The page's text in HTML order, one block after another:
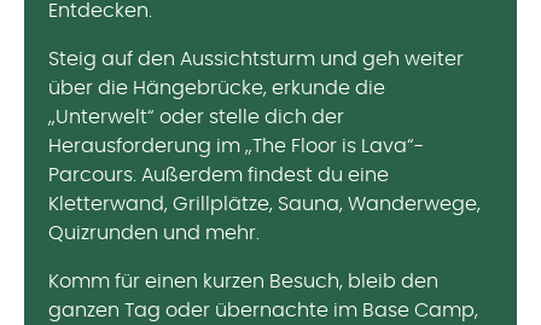
Entdecken.
Steig auf den Aussichtsturm und geh weiter
über die Hängebrücke, erkunde die
„Unterwelt“ oder stelle dich der
Herausforderung im „The Floor is Lava“-
Parcours. Außerdem findest du eine
Kletterwand, Grillplätze, Sauna, Wanderwege,
Quizrunden und mehr.
Komm für einen kurzen Besuch, bleib den
ganzen Tag oder übernachte im Base Camp,